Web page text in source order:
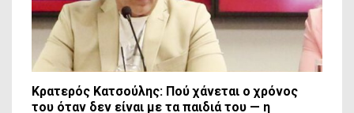
Κρατερός Κατσούλης: Πού χάνεται ο χρόνος
του όταν δεν είναι με τα παιδιά του — η